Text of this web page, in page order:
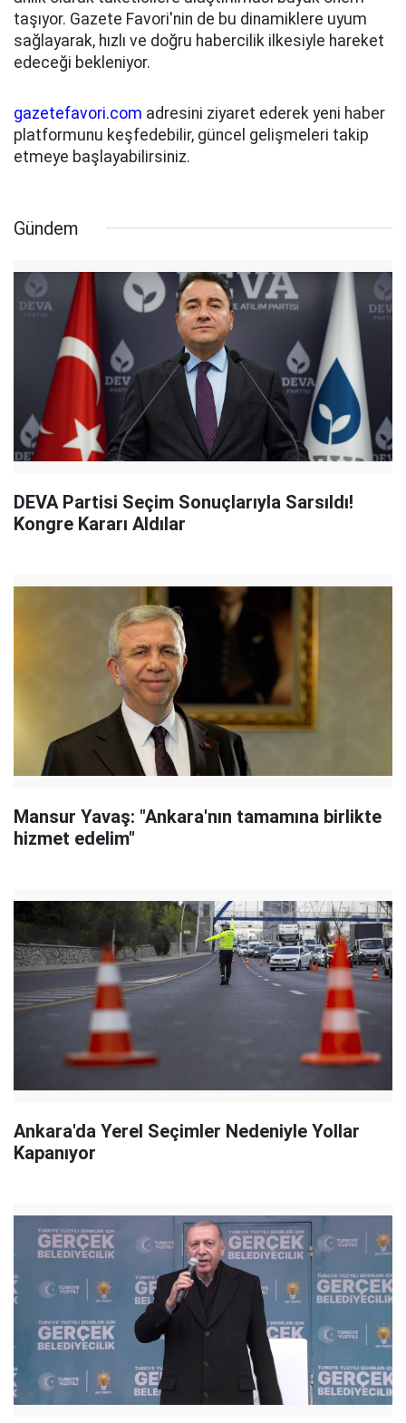
taşıyor. Gazete Favori'nin de bu dinamiklere uyum
sağlayarak, hızlı ve doğru habercilik ilkesiyle hareket
edeceği bekleniyor.
gazetefavori.com adresini ziyaret ederek yeni haber
platformunu keşfedebilir, güncel gelişmeleri takip
etmeye başlayabilirsiniz.
Gündem
DEVA Partisi Seçim Sonuçlarıyla Sarsıldı!
Kongre Kararı Aldılar
Mansur Yavaş: "Ankara'nın tamamına birlikte
hizmet edelim"
Ankara'da Yerel Seçimler Nedeniyle Yollar
Kapanıyor